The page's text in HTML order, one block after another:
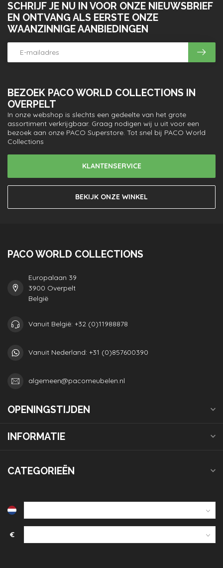
BEZOEK PACO WORLD COLLECTIONS IN
OVERPELT
In onze webshop is slechts een gedeelte van het grote
assortiment verkrijgbaar. Graag nodigen wij u uit voor een
bezoek aan onze PACO Superstore. Tot snel bij PACO World
Collections
KLANTENSERVICE
BEKIJK ONZE WINKEL
SCHRIJF JE NU IN VOOR ONZE NIEUWSBRIEF
EN ONTVANG ALS EERSTE ONZE
WAANZINNIGE AANBIEDINGEN
PACO WORLD COLLECTIONS
Europalaan 39
3900 Overpelt
België
Vanuit België: +32 (0)11988878
Vanuit Nederland: +31 (0)857600390
algemeen@pacomeubelen.nl
OPENINGSTIJDEN
INFORMATIE
CATEGORIEËN
€